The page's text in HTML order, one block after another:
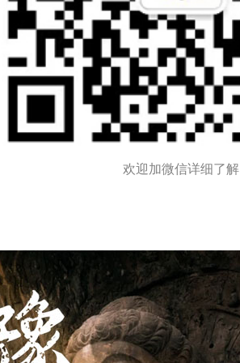
欢迎加微信详细了解